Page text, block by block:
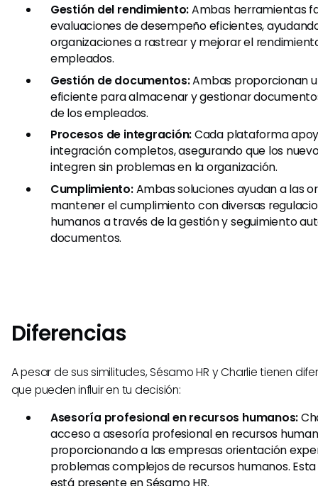
Gestión del rendimiento:Ambas herramientas
evaluaciones de desempeño eficientes,
organizaciones a rastrear y mejorar el
empleados.
Gestión de documentos:Ambas proporcionan
eficiente para almacenar y gestionar
de los empleados.
Procesos de integración:Cada plataforma
integración completos, asegurando que los
integren sin problemas en la organización.
Cumplimiento:Ambas soluciones ayudan a las
mantener el cumplimiento con diversas
humanos a través de la gestión y seguimiento
documentos.
Diferencias
A pesar de sus similitudes, Sésamo HR y Charlie tienen
que pueden influir en tu decisión:
Asesoría profesional en recursos humanos:
acceso a asesoría profesional en recursos
proporcionando a las empresas orientación
problemas complejos de recursos humanos.